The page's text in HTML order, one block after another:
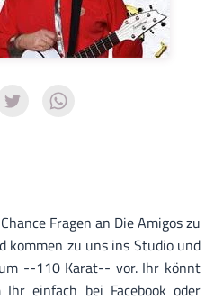
Fragen an Die Amigos zu
kommen zu uns ins Studio und
--110 Karat-- vor. Ihr könnt
einfach bei Facebook oder